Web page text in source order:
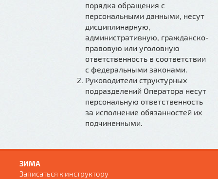
порядка обращения с
персональными данными, несут
дисциплинарную,
административную, гражданско-
правовую или уголовную
ответственность в соответствии
с федеральными законами.
Руководители структурных
подразделений Оператора несут
персональную ответственность
за исполнение обязанностей их
подчиненными.
ЗИМА
Записаться к инструктору